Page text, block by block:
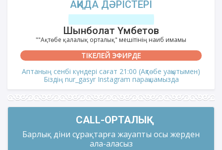
АҚИДА ДӘРІСТЕРІ
Шынболат Үмбетов
""Ақтөбе қалалық орталық" мешітінің наиб имамы
ТІКЕЛЕЙ ЭФИРДЕ
Аптаның сенбі күндері сағат 21:00 (Ақтөбе уақытымен)
Біздің nur_gasyr Instagram парақшамызда
CALL-ОРТАЛЫҚ
Барлық діни сұрақтарға жауапты осы жерден
ала-аласыз